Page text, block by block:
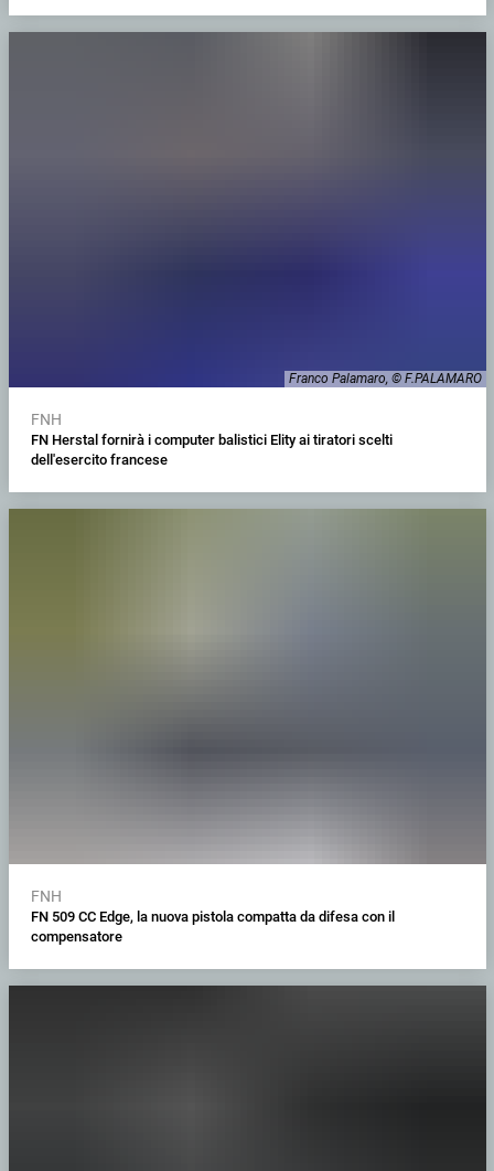
Franco Palamaro, © F.PALAMARO
FNH
FN Herstal fornirà i computer balistici Elity ai tiratori scelti
dell'esercito francese
FNH
FN 509 CC Edge, la nuova pistola compatta da difesa con il
compensatore